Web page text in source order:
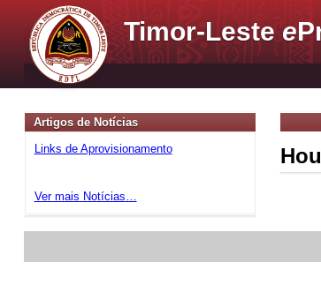
Timor-Lestee
Artigos de Notícias
Links de Aprovisionamento
Ver mais Notícias…